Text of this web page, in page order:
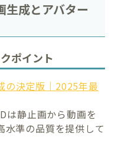
生成とアバター
ポイント
の決定版｜2025年最
は静止画から動画を
水準の品質を提供して